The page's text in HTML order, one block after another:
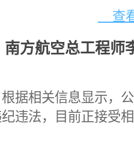
查
方航空总工程师
据相关信息显示，
违法，目前正接受